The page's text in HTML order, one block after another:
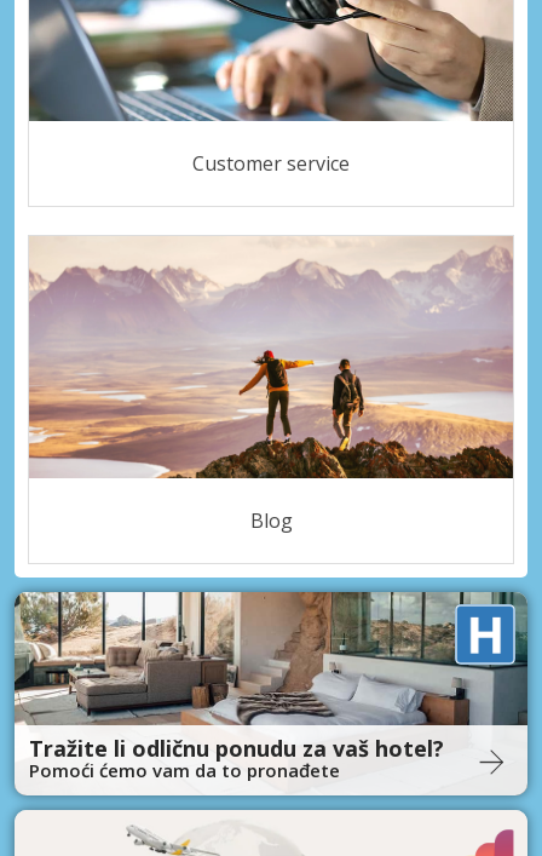
Customer service
Blog
Tražite li odličnu ponudu za vaš hotel?
Pomoći ćemo vam da to pronađete